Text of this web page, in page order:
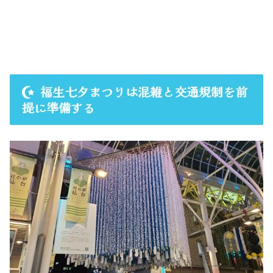
福生七夕まつりは混雑と交通規制を前
提に準備する